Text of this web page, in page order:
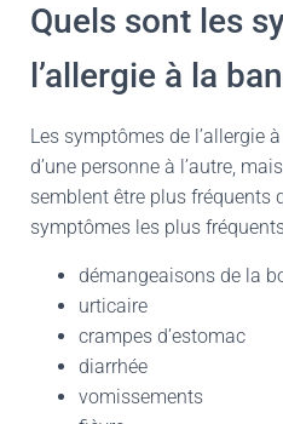
Quels sont les
l’allergie à la
Les symptômes de l’allergie
d’une personne à l’autre,
semblent être plus fréquents
symptômes les plus
démangeaisons de la
urticaire
crampes d’estomac
diarrhée
vomissements